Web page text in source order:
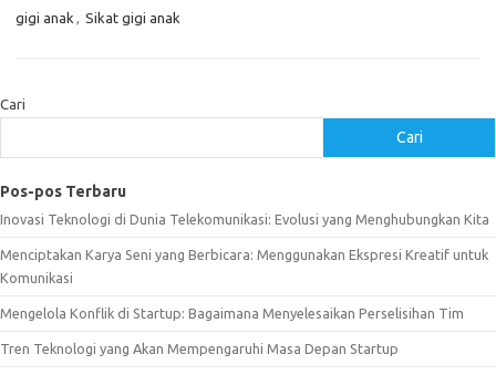
gigi anak , Sikat gigi anak
Cari
Cari
Pos-pos Terbaru
Inovasi Teknologi di Dunia Telekomunikasi: Evolusi yang Menghubungkan Kita
Menciptakan Karya Seni yang Berbicara: Menggunakan Ekspresi Kreatif untuk
Komunikasi
Mengelola Konflik di Startup: Bagaimana Menyelesaikan Perselisihan Tim
Tren Teknologi yang Akan Mempengaruhi Masa Depan Startup